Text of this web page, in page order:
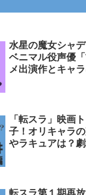
水星の魔女シャ
ベニマル役声優
メ出演作とキャ
「転スラ」映画
子！オリキャラ
やラキュアは？